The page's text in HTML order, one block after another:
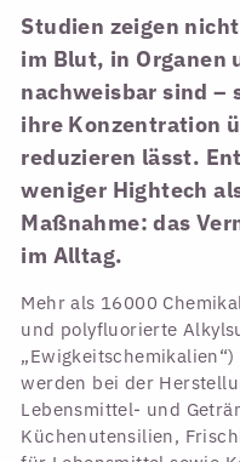
Studien zeigen
im Blut, in Organen
nachweisbar sind –
ihre Konzentration
reduzieren lässt.
weniger Hightech
Maßnahme: das
im Alltag.
Mehr als 16000
und polyfluorierte
werden bei der
Lebensmittel- und
Küchenutensilien,